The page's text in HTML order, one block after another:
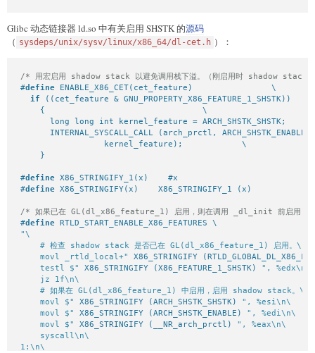
Glibc 动态链接器 ld.so 中有关启用 SHSTK 的源码
（ sysdeps/unix/sysv/linux/x86_64/dl-cet.h ）：
/* 用宏启用 shadow stack 以避免调用栈下溢。（刚启用时 shadow stack 为
#define ENABLE_X86_CET(cet_feature)                \
if ((cet_feature & GNU_PROPERTY_X86_FEATURE_1_SHSTK))
    {                                \
long long int kernel_feature = ARCH_SHSTK_SHSTK;
INTERNAL_SYSCALL_CALL (arch_prctl, ARCH_SHSTK_ENABLE,
                 kernel_feature);            \
    }
#define X86_STRINGIFY_1(x)    #x
#define X86_STRINGIFY(x)    X86_STRINGIFY_1 (x)
/* 如果已在 GL(dl_x86_feature_1) 启用，则在调用 _dl_init 前启用
#define
"\
    # 检查 shadow stack 是否已在 GL(dl_x86_feature_1) 启用。\n\
    movl _rtld_local+"
X86_STRINGIFY
    testl $"
X86_STRINGIFY (X86_FEATURE_1_SHSTK) ", %edx\n\
    jz 1f\n\
    # 如果在 GL(dl_x86_feature_1) 中启用，启用 shadow stack。\n\
    movl $"
X86_STRINGIFY (ARCH_SHSTK_SHSTK) ", %esi\n\
    movl $"
X86_STRINGIFY (ARCH_SHSTK_ENABLE) ", %edi\n\
    movl $"
X86_STRINGIFY (__NR_arch_prctl) ", %eax\n\
    syscall\n\
1:\n\